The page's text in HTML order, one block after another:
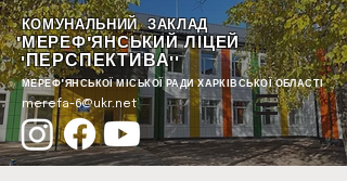
КОМУНАЛЬНИЙ ЗАКЛАД
"МЕРЕФ'ЯНСЬКИЙ ЛІЦЕЙ
"ПЕРСПЕКТИВА""
МЕРЕФ'ЯНСЬКОЇ МІСЬКОЇ РАДИ ХАРКІВСЬКОЇ ОБЛАСТІ
merefa-6@ukr.net